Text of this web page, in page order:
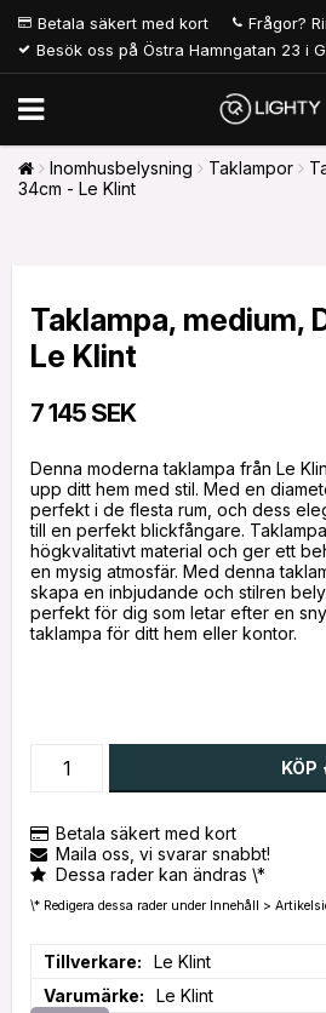
Betala säkert med kort
Frågor?
Besök oss på Östra Hamngatan 23 i
Inomhusbelysning Taklampor
34cm - Le Klint
Taklampa, medium,
Le Klint
7 145 SEK
Denna moderna taklampa från Le
upp ditt hem med stil. Med en
perfekt i de flesta rum, och dess
till en perfekt blickfångare.
högkvalitativt material och ger ett
en mysig atmosfär. Med denna
skapa en inbjudande och stilren
perfekt för dig som letar efter en
taklampa för ditt hem eller kontor.
KÖP
Betala säkert med kort
Maila oss, vi svarar snabbt!
Dessa rader kan ändras \*
\* Redigera dessa rader under Innehåll >
Tillverkare
Le Klint
Varumärke
Le Klint